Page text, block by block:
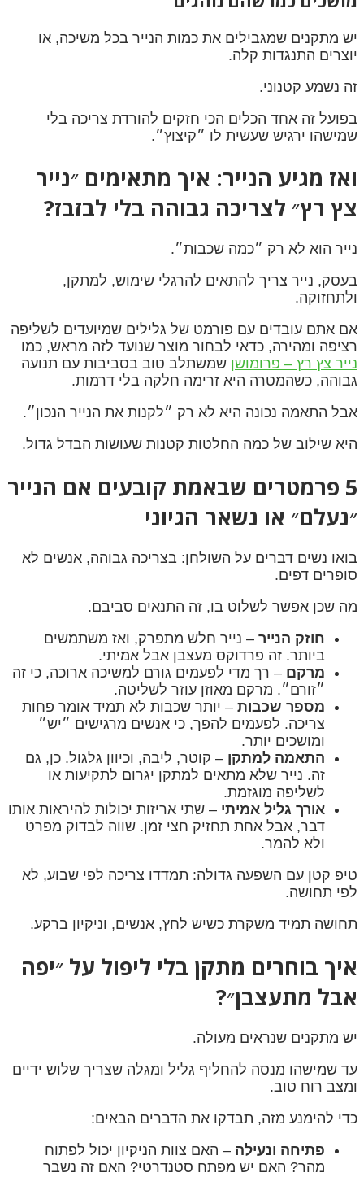
יש מתקנים שמגבילים את כמות הנייר בכל משיכה, או
יוצרים התנגדות קלה.
זה נשמע קטנוני.
בפועל זה אחד הכלים הכי חזקים להורדת צריכה בלי
שמישהו ירגיש שעשית לו ״קיצוץ״.
ואז מגיע הנייר: איך מתאימים ״נייר
צץ רץ״ לצריכה גבוהה בלי לבזבז?
נייר הוא לא רק ״כמה שכבות״.
בעסק, נייר צריך להתאים להרגלי שימוש, למתקן,
ולתחזוקה.
אם אתם עובדים עם פורמט של גלילים שמיועדים לשליפה
רציפה ומהירה, כדאי לבחור מוצר שנועד לזה מראש, כמו
נייר צץ רץ – פרומושן שמשתלב טוב בסביבות עם תנועה
גבוהה, כשהמטרה היא זרימה חלקה בלי דרמות.
אבל התאמה נכונה היא לא רק ״לקנות את הנייר הנכון״.
היא שילוב של כמה החלטות קטנות שעושות הבדל גדול.
5 פרמטרים שבאמת קובעים אם הנייר
״נעלם״ או נשאר הגיוני
בואו נשים דברים על השולחן: בצריכה גבוהה, אנשים לא
סופרים דפים.
מה שכן אפשר לשלוט בו, זה התנאים סביבם.
חוזק הנייר – נייר חלש מתפרק, ואז משתמשים
ביותר. זה פרדוקס מעצבן אבל אמיתי.
מרקם – רך מדי לפעמים גורם למשיכה ארוכה, כי זה
״זורם״. מרקם מאוזן עוזר לשליטה.
מספר שכבות – יותר שכבות לא תמיד אומר פחות
צריכה. לפעמים להפך, כי אנשים מרגישים ״יש״
ומושכים יותר.
התאמה למתקן – קוטר, ליבה, וכיוון גלגול. כן, גם
זה. נייר שלא מתאים למתקן יגרום לתקיעות או
לשליפה מוגזמת.
אורך גליל אמיתי – שתי אריזות יכולות להיראות אותו
דבר, אבל אחת תחזיק חצי זמן. שווה לבדוק מפרט
ולא להמר.
טיפ קטן עם השפעה גדולה: תמדדו צריכה לפי שבוע, לא
לפי תחושה.
תחושה תמיד משקרת כשיש לחץ, אנשים, וניקיון ברקע.
איך בוחרים מתקן בלי ליפול על ״יפה
אבל מתעצבן״?
יש מתקנים שנראים מעולה.
עד שמישהו מנסה להחליף גליל ומגלה שצריך שלוש ידיים
ומצב רוח טוב.
כדי להימנע מזה, תבדקו את הדברים הבאים:
פתיחה ונעילה – האם צוות הניקיון יכול לפתוח
מהר? האם יש מפתח סטנדרטי? האם זה נשבר